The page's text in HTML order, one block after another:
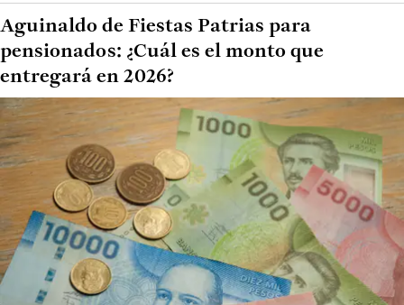
Aguinaldo de Fiestas Patrias para
pensionados: ¿Cuál es el monto que
entregará en 2026?